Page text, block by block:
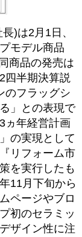
)は2月1日、
モデル商品
商品の発売は
四半期決算説
のフラッグシ
」との表現で
ヵ年経営計画
の実現として
リフォーム市
を実行したも
11月下旬から
ページやブロ
初のセラミッ
ザイン性に注